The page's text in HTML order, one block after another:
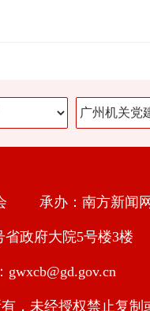
会 承办：南方新闻网
政府大院5号楼3楼
，未经授权禁止复制